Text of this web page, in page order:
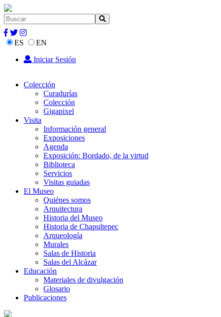
ES
EN
Iniciar Sesión
Colección
Curadurías
Colección
Gigapixel
Visita
Información general
Exposiciones
Agenda
Exposición: Bordado, de la virtud
Biblioteca
Servicios
Visitas guiadas
El Museo
Quiénes somos
Arquitectura
Historia del Museo
Historia de Chapultepec
Arqueología
Murales
Salas de Historia
Salas del Alcázar
Educación
Materiales de divulgación
Glosario
Publicaciones